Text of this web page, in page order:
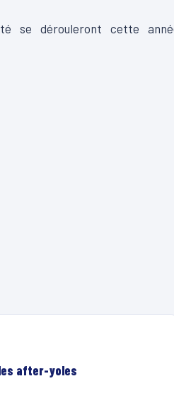
se dérouleront cette
after-yoles